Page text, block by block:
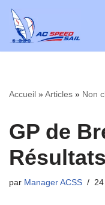
Aller
au
Accueil »Articles » Non
GP de
Résultats
par Manager ACSS